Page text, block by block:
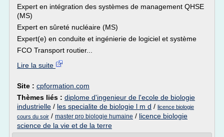
Expert en intégration des systèmes de management QHSE
(MS)
Expert en sûreté nucléaire (MS)
Expert(e) en conduite et ingénierie de logiciel et système
FCO Transport routier...
Lire la suite
Site : cpformation.com
Thèmes liés : diplome d'ingenieur de l'ecole de biologie
industrielle / les specialite de biologie l m d / licence biologie
cours du soir / master pro biologie humaine / licence biologie
science de la vie et de la terre